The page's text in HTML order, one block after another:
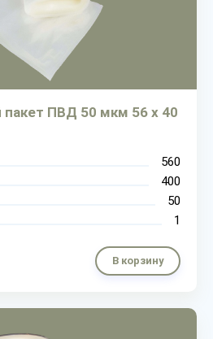
ПВД 50 мкм 56 х 40
560
400
50
1
В корзину